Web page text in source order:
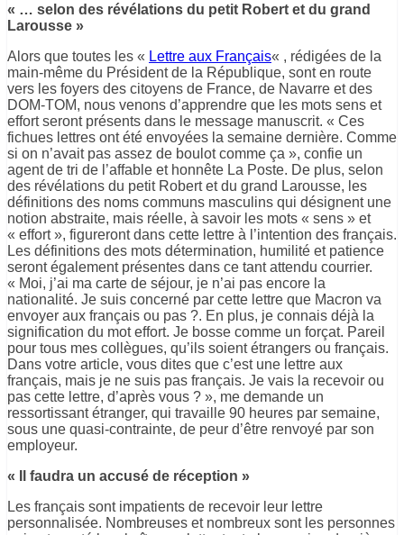
« … selon des révélations du petit Robert et du grand
Larousse »
Alors que toutes les « Lettre aux Français« , rédigées de la
main-même du Président de la République, sont en route
vers les foyers des citoyens de France, de Navarre et des
DOM-TOM, nous venons d’apprendre que les mots sens et
effort seront présents dans le message manuscrit. « Ces
fichues lettres ont été envoyées la semaine dernière. Comme
si on n’avait pas assez de boulot comme ça », confie un
agent de tri de l’affable et honnête La Poste. De plus, selon
des révélations du petit Robert et du grand Larousse, les
définitions des noms communs masculins qui désignent une
notion abstraite, mais réelle, à savoir les mots « sens » et
« effort », figureront dans cette lettre à l’intention des français.
Les définitions des mots détermination, humilité et patience
seront également présentes dans ce tant attendu courrier.
« Moi, j’ai ma carte de séjour, je n’ai pas encore la
nationalité. Je suis concerné par cette lettre que Macron va
envoyer aux français ou pas ?. En plus, je connais déjà la
signification du mot effort. Je bosse comme un forçat. Pareil
pour tous mes collègues, qu’ils soient étrangers ou français.
Dans votre article, vous dites que c’est une lettre aux
français, mais je ne suis pas français. Je vais la recevoir ou
pas cette lettre, d’après vous ? », me demande un
ressortissant étranger, qui travaille 90 heures par semaine,
sous une quasi-contrainte, de peur d’être renvoyé par son
employeur.
« Il faudra un accusé de réception »
Les français sont impatients de recevoir leur lettre
personnalisée. Nombreuses et nombreux sont les personnes